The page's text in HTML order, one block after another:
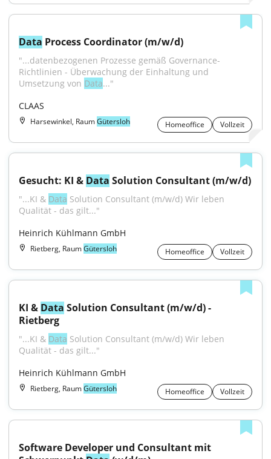
Data Process Coordinator (m/w/d)
"...datenbezogenen Prozesse gemäß Governance-
Richtlinien - Überwachung der Einhaltung und
Umsetzung von Data..."
CLAAS
Harsewinkel, RaumGütersloh Homeoffice Vollzeit
Gesucht: KI & Data Solution Consultant (m/w/d)
"...KI & Data Solution Consultant (m/w/d) Wir leben
Qualität - das gilt..."
Heinrich Kühlmann GmbH
Rietberg, RaumGütersloh Homeoffice Vollzeit
KI & Data Solution Consultant (m/w/d) -
Rietberg
"...KI & Data Solution Consultant (m/w/d) Wir leben
Qualität - das gilt..."
Heinrich Kühlmann GmbH
Rietberg, RaumGütersloh Homeoffice Vollzeit
Software Developer und Consultant mit